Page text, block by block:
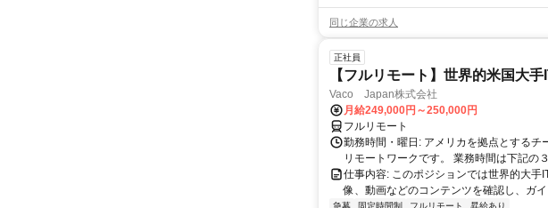
同じ企業の求人
正社員
【フルリモート】世界的米国大
Vaco Japan株式会社
月給249,000円～250,000円
フルリモート
勤務時間・曜日: アメリカを拠点とする
リモートワークです。 業務時間は下記の
仕事内容: このポジションでは世界的大
像、動画などのコンテンツを確認し、ガ
急募 固定時間制 フルリモート 昇給あり